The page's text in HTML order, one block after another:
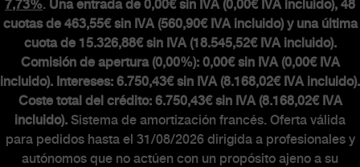
7,73%. Una entrada de 0,00€ sin IVA (0,00€ IVA incluido), 48
cuotas de 463,55€ sin IVA (560,90€ IVA incluido) y una última
cuota de 15.326,88€ sin IVA (18.545,52€ IVA incluido).
Comisión de apertura (0,00%): 0,00€ sin IVA (0,00€ IVA
incluido). Intereses: 6.750,43€ sin IVA (8.168,02€ IVA incluido).
Coste total del crédito: 6.750,43€ sin IVA (8.168,02€ IVA
incluido). Sistema de amortización francés. Oferta válida
para pedidos hasta el 31/08/2026 dirigida a profesionales y
autónomos que no actúen con un propósito ajeno a su